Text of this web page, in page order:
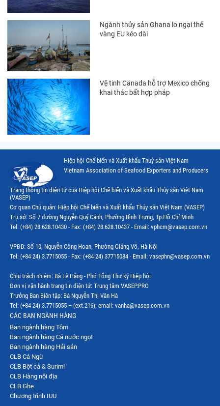
Thị trường Indonesia
Thị trường Mexico
Thị trường Mỹ
Thị trường Nga
Thị trường Hàn Quốc
Thị trường Nhật Bản
Thị trường Thái Lan
Thị trường Philippines
Thị trường Tây Ban Nha
Thị trường thủy sản khác
Thị trường thủy sản thế giới
Ngành thủy sản Ghana lo ngại thẻ
vàng EU kéo dài
Vệ tinh Canada hỗ trợ Mexico chống
khai thác bất hợp pháp
Hiệp hội Chế biến và Xuất khẩu Thuỷ sản Việt Nam
Vietnam Association of Seafood Exporters and Producers
Trang thông tin điện tử của Hiệp hội Chế biến và Xuất khẩu Thủy sản Việt Nam
(VASEP)
Cơ quan Chủ quản: Hiệp hội Chế biến và Xuất khẩu Thủy sản Việt Nam (VASEP)
Trụ sở: Số 7 đường Nguyễn Quý Cảnh, Phường Bình Trưng, Tp.Hồ Chí Minh
Tel: (+84) 28.628.10430 - Fax: (+84) 28.628.10437 - Email: vphcm@vasep.com.vn
VPĐD: Số 10, Nguyễn Công Hoan, Phường Giảng Võ, Hà Nội
Tel: (+84 24) 3.7715055 - Fax: (+84 24) 37715084 - Email: vasephn@vasep.com.vn
Chịu trách nhiệm: Bà Lê Hằng - Phó Tổng Thư ký Hiệp hội
Đơn vị vận hành trang tin điện tử: Trung tâm VASEP.PRO
Trưởng Ban Biên tập: Bà Nguyễn Thị Vân Hà
Tel: (+84 24) 3.7715055 – (ext.216); email: vanha@vasep.com.vn
CÁC BAN NGÀNH HÀNG
Ban ngành hàng Tôm
Ban ngành hàng Cá nước ngọt
Ban ngành hàng Hải sản
CLB Cá Ngừ
CLB Bột cá & Surimi
CLB Hàng nội địa
CLB Ghẹ
Chương trình IUU